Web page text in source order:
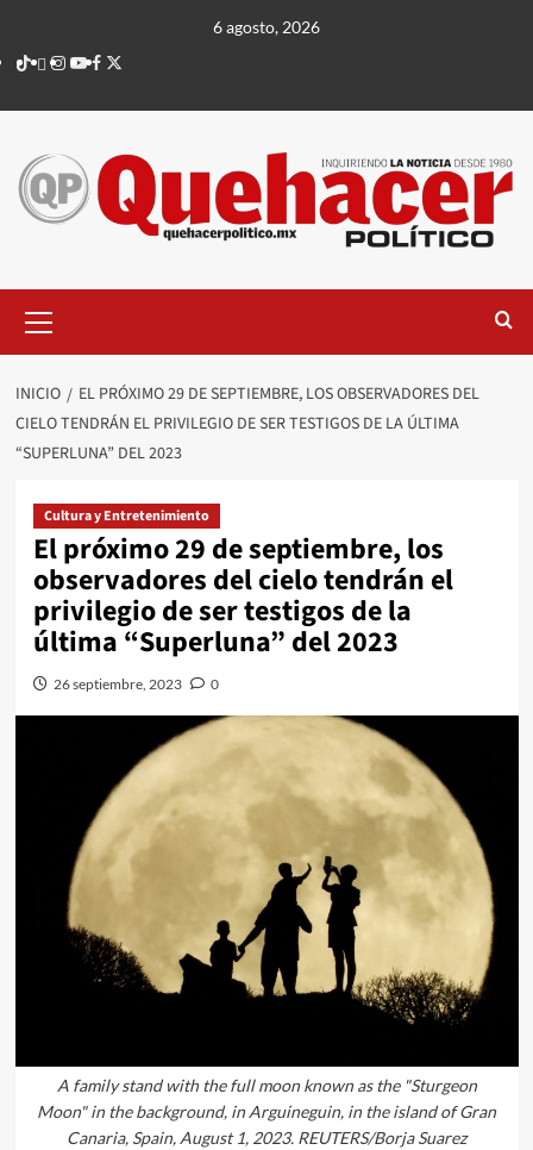
contenido
6 agosto, 2026
TikTok
threads
Instagram
Youtube
Facebook
X
principal
INICIO
EL PRÓXIMO 29 DE SEPTIEMBRE, LOS OBSERVADORES DEL
CIELO TENDRÁN EL PRIVILEGIO DE SER TESTIGOS DE LA ÚLTIMA
“SUPERLUNA” DEL 2023
Cultura y Entretenimiento
El próximo 29 de septiembre, los
observadores del cielo tendrán el
privilegio de ser testigos de la
última “Superluna” del 2023
26 septiembre, 2023 0
A family stand with the full moon known as the "Sturgeon
Moon" in the background, in Arguineguin, in the island of Gran
Canaria, Spain, August 1, 2023. REUTERS/Borja Suarez